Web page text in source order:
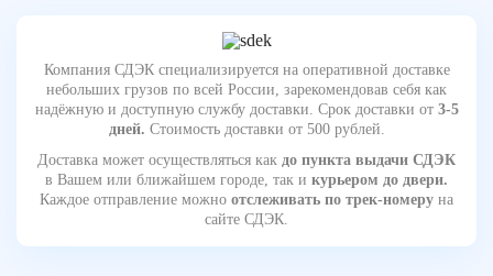
Компания СДЭК специализируется на оперативной доставке
небольших грузов по всей России, зарекомендовав себя как
надёжную и доступную службу доставки. Срок доставки от 3-5
дней. Стоимость доставки от 500 рублей.
Доставка может осуществляться как до пункта выдачи СДЭК
в Вашем или ближайшем городе, так и курьером до двери.
Каждое отправление можно отслеживать по трек-номеру на
сайте СДЭК.